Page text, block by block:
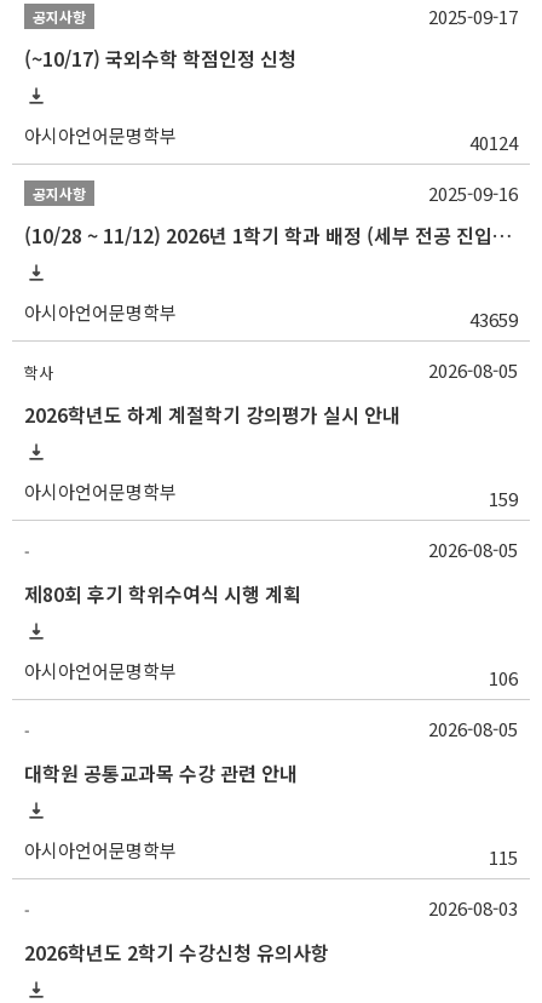
공지사항
(~10/17) 국외수학 학점인정 신청
아시아언어문명학부 40124
2025-09-17
공지사항
(10/28 ~ 11/12) 2026년 1학기 학과 배정 (세부 전공 진입) 안내
아시아언어문명학부 43659
2025-09-16
학사
2026학년도 하계 계절학기 강의평가 실시 안내
아시아언어문명학부 159
2026-08-05
-
제80회 후기 학위수여식 시행 계획
아시아언어문명학부 106
2026-08-05
-
대학원 공통교과목 수강 관련 안내
아시아언어문명학부 115
2026-08-05
-
2026학년도 2학기 수강신청 유의사항
2026-08-03